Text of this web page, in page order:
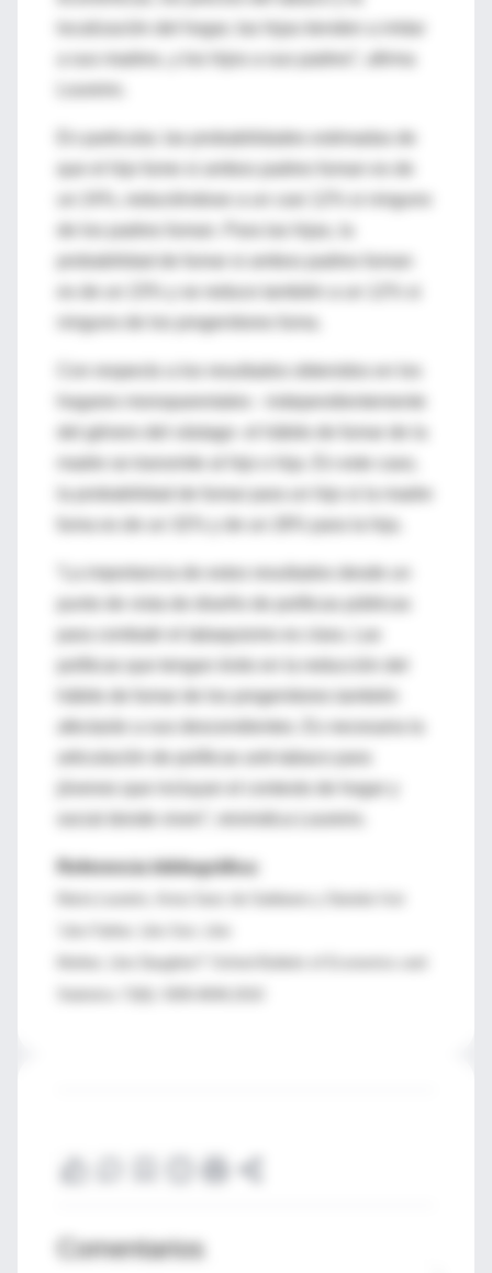
localización del hogar, las hijas tienden a imitar
un 24%, reduciéndose a un casi 12% si ninguno
ninguno de los progenitores fuma.
hogares monoparentales - independientemente
del género del vástago- el hábito de fumar de la
“La importancia de estos resultados desde un
para combatir el tabaquismo es clara. Las
políticas que tengan éxito en la reducción del
hábito de fumar de los progenitores también
jóvenes que incluyan el contexto de hogar y
Referencia bibliográfica:
Comentarios